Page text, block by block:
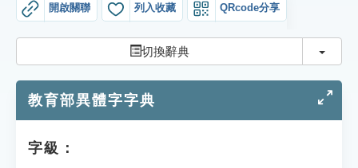
貓頭鷹博士
開啟關聯 列入收藏 QRcode分享
切換辭典 切換
教育部異體字字典
字級：